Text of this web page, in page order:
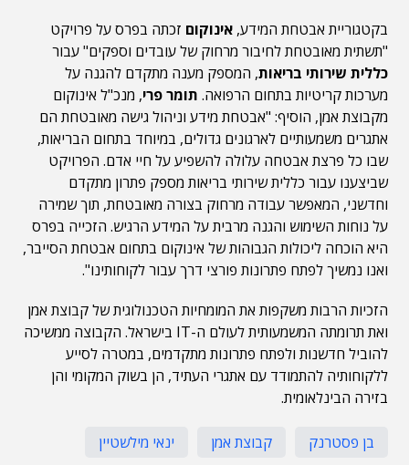
בקטגוריית אבטחת המידע, אינוקום זכתה בפרס על פרויקט
"תשתית מאובטחת לחיבור מרחוק של עובדים וספקים" עבור
כללית שירותי בריאות, המספק מענה מתקדם להגנה על
מערכות קריטיות בתחום הרפואה. תומר פרי, מנכ"ל אינוקום
מקבוצת אמן, הוסיף: "אבטחת מידע וניהול גישה מאובטחת הם
אתגרים משמעותיים לארגונים גדולים, במיוחד בתחום הבריאות,
שבו כל פרצת אבטחה עלולה להשפיע על חיי אדם. הפרויקט
שביצענו עבור כללית שירותי בריאות מספק פתרון מתקדם
וחדשני, המאפשר עבודה מרחוק בצורה מאובטחת, תוך שמירה
על נוחות השימוש והגנה מרבית על המידע הרגיש. הזכייה בפרס
היא הוכחה ליכולות הגבוהות של אינוקום בתחום אבטחת הסייבר,
ואנו נמשיך לפתח פתרונות פורצי דרך עבור לקוחותינו".
הזכיות הרבות משקפות את המומחיות הטכנולוגית של קבוצת אמן
ואת תרומתה המשמעותית לעולם ה-IT בישראל. הקבוצה ממשיכה
להוביל חדשנות ולפתח פתרונות מתקדמים, במטרה לסייע
ללקוחותיה להתמודד עם אתגרי העתיד, הן בשוק המקומי והן
בזירה הבינלאומית.
בן פסטרנק קבוצת אמן ינאי מילשטיין